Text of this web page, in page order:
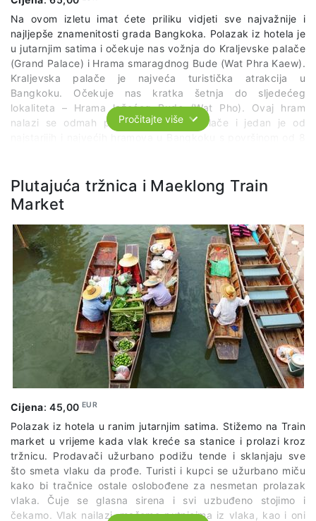
Na ovom izletu imat ćete priliku vidjeti sve najvažnije i
najljepše znamenitosti grada Bangkoka. Polazak iz hotela je
u jutarnjim satima i očekuje nas vožnja do Kraljevske palače
(Grand Palace) i Hrama smaragdnog Bude (Wat Phra Kaew).
Kraljevska palače je najveća turistička atrakcija u
Bangkoku. Očekuje nas kratka šetnja do sljedećeg
lokaliteta – Hrama ležećeg Bude (Wat Pho). Ovaj hram
nalazi se odmah pored Kraljevske palače i jedan je od
kojoj cijeli kompleks i nosi naziv. Statua je duga 46 metara i
visoka 15 metara i predstavlja Budu u stanju nirvane, na
kraju svojih reinkarnacija. Wat Pho je također poznat po
tradicionalnoj školi tajlandske masaže. Čeka nas kratka
šetnja do rijeke, a brodićem ćemo preći na drugu stranu do
Hrama Zore (Wat Arun). Ovaj hram jedan je od najpoznatijih
simbola cijelog Tajlanda. Povratak u hotel u ranim
popodnevnim satima.
Cijena uključuje:
ulaznicu za Grand Palace i Wat Phra Kaew
ulaznicu za Wat Pho
ulaznicu za Wat Arun
lokalnog vodiča na engleskom jeziku
*Za ovaj izlet je potrebno ponijeti odjeću prikladnu za
ulazak i obilazak budističkog hrama.
Cijena vrijedi za minimalno 15 prijavljenih putnika. U slučaju
manjeg broja prijavljenih putnika, može doći do manje
promjene cijene.
Pročitajte više
Plutajuća tržnica i Maeklong Train
Market
Cijena:45,00 EUR
Polazak iz hotela u ranim jutarnjim satima. Stižemo na Train
market u vrijeme kada vlak kreće sa stanice i prolazi kroz
tržnicu. Prodavači užurbano podižu tende i sklanjaju sve
što smeta vlaku da prođe. Turisti i kupci se užurbano miču
kako bi tračnice ostale oslobođene za nesmetan prolazak
vlaka. Čuje se glasna sirena i svi uzbuđeno stojimo i
čekamo. Vlak nailazi, mašemo putnicima iz vlaka, kao i oni